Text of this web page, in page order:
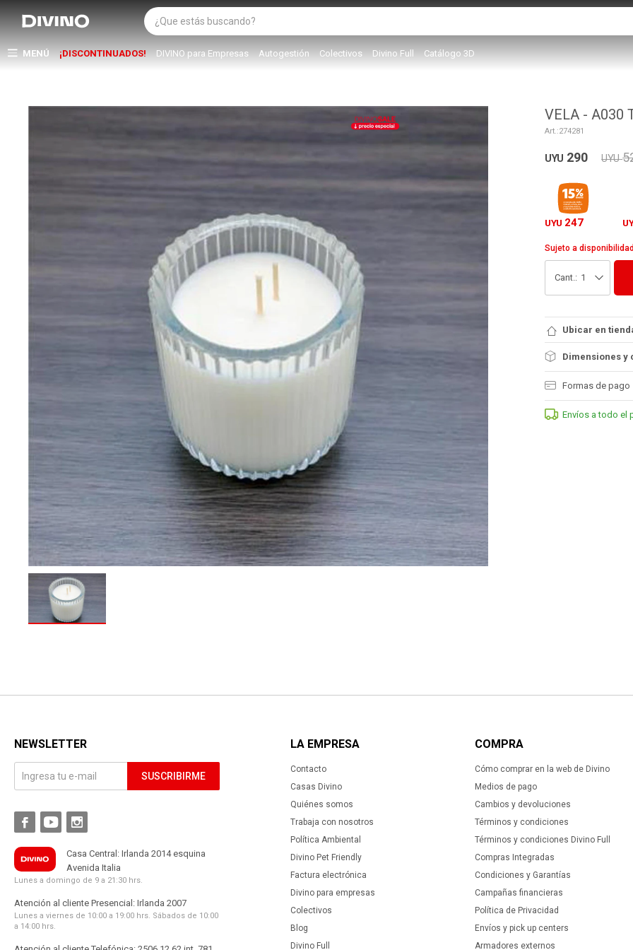
MENÚ ¡DISCONTINUADOS! DIVINO para Empresas Autogestión Colectivos Divino Full Catálogo 3D
VELA - A030
274281
UYU 290 UYU
UYU 247
Sujeto a
1
Ubicar en
Dimensiones
Formas de pago
Envíos a todo el
LA EMPRESA
Contacto
Casas Divino
Quiénes somos
Trabaja con nosotros
Política Ambiental
Divino Pet Friendly
Factura electrónica
Divino para empresas
Colectivos
Blog
Divino Full
COMPRA
Cómo comprar en la web de Divino
Medios de pago
Cambios y devoluciones
Términos y condiciones
Términos y condiciones Divino Full
Compras Integradas
Condiciones y Garantías
Campañas financieras
Política de Privacidad
Envíos y pick up centers
Armadores externos
NEWSLETTER
SUSCRIBIRME
  
Casa Central: Irlanda 2014 esquina
Avenida Italia
Lunes a domingo de 9 a 21:30 hrs.
Atención al cliente Presencial: Irlanda 2007
Lunes a viernes de 10:00 a 19:00 hrs. Sábados de 10:00
a 14:00 hrs.